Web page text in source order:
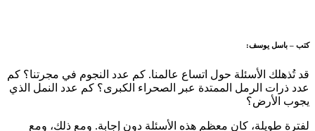
كتب – باسل يوسف:
قد تُذهلك الأسئلة حول اتساع عالمنا. كم عدد النجوم في مجرتنا؟ كم
عدد ذرات الرمل الممتدة عبر الصحراء الكبرى؟ كم عدد النمل الذي
يجوب الأرض؟
لفترة طويلة، كان معظم هذه الأسئلة دون إجابة. ومع ذلك، ومع